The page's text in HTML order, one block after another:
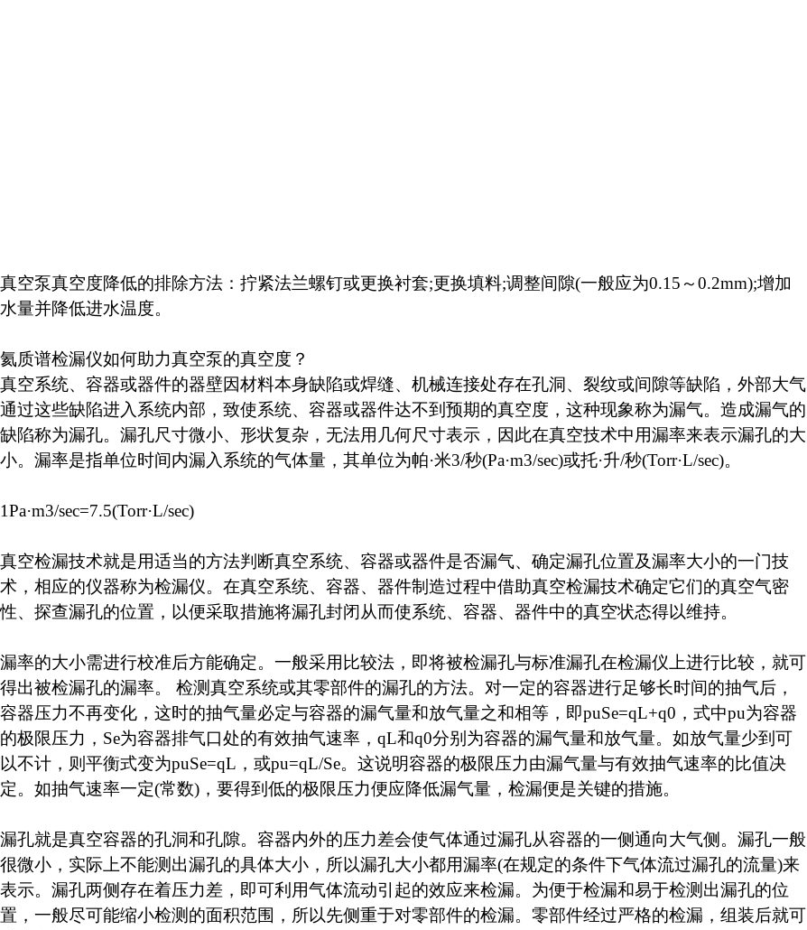
真空泵真空度降低的排除方法：拧紧法兰螺钉或更换衬套;更换填料;调整间隙(一般应为0.15～0.2mm);增加
水量并降低进水温度。
氦质谱检漏仪如何助力真空泵的真空度？
真空系统、容器或器件的器壁因材料本身缺陷或焊缝、机械连接处存在孔洞、裂纹或间隙等缺陷，外部大气
通过这些缺陷进入系统内部，致使系统、容器或器件达不到预期的真空度，这种现象称为漏气。造成漏气的
缺陷称为漏孔。漏孔尺寸微小、形状复杂，无法用几何尺寸表示，因此在真空技术中用漏率来表示漏孔的大
小。漏率是指单位时间内漏入系统的气体量，其单位为帕·米3/秒(Pa·m3/sec)或托·升/秒(Torr·L/sec)。
1Pa·m3/sec=7.5(Torr·L/sec)
真空检漏技术就是用适当的方法判断真空系统、容器或器件是否漏气、确定漏孔位置及漏率大小的一门技
术，相应的仪器称为检漏仪。在真空系统、容器、器件制造过程中借助真空检漏技术确定它们的真空气密
性、探查漏孔的位置，以便采取措施将漏孔封闭从而使系统、容器、器件中的真空状态得以维持。
漏率的大小需进行校准后方能确定。一般采用比较法，即将被检漏孔与标准漏孔在检漏仪上进行比较，就可
得出被检漏孔的漏率。 检测真空系统或其零部件的漏孔的方法。对一定的容器进行足够长时间的抽气后，
容器压力不再变化，这时的抽气量必定与容器的漏气量和放气量之和相等，即puSe=qL+q0，式中pu为容器
的极限压力，Se为容器排气口处的有效抽气速率，qL和q0分别为容器的漏气量和放气量。如放气量少到可
以不计，则平衡式变为puSe=qL，或pu=qL/Se。这说明容器的极限压力由漏气量与有效抽气速率的比值决
定。如抽气速率一定(常数)，要得到低的极限压力便应降低漏气量，检漏便是关键的措施。
漏孔就是真空容器的孔洞和孔隙。容器内外的压力差会使气体通过漏孔从容器的一侧通向大气侧。漏孔一般
很微小，实际上不能测出漏孔的具体大小，所以漏孔大小都用漏率(在规定的条件下气体流过漏孔的流量)来
表示。漏孔两侧存在着压力差，即可利用气体流动引起的效应来检漏。为便于检漏和易于检测出漏孔的位
置，一般尽可能缩小检测的面积范围，所以先侧重于对零部件的检漏。零部件经过严格的检漏，组装后就可